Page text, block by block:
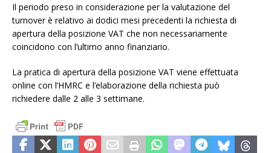
Il periodo preso in considerazione per la valutazione del
turnover è relativo ai dodici mesi precedenti la richiesta di
apertura della posizione VAT che non necessariamente
coincidono con l’ultimo anno finanziario.
La pratica di apertura della posizione VAT viene effettuata
online con l’HMRC e l’elaborazione della richiesta può
richiedere dalle 2 alle 3 settimane.